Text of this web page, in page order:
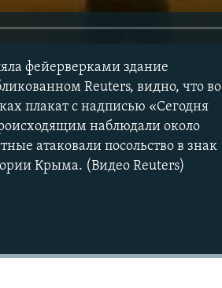
фейерверками здание
Reuters, видно, что во
плакат с надписью «Сегодня
наблюдали около
атаковали посольство в знак
Крыма. (Видео Reuters)